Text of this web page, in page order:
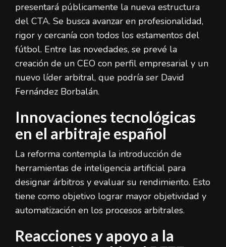
presentará públicamente la nueva estructura
del CTA. Se busca avanzar en profesionalidad,
rigor y cercanía con todos los estamentos del
fútbol. Entre las novedades, se prevé la
creación de un CEO con perfil empresarial y un
nuevo líder arbitral, que podría ser David
Fernández Borbalán.
Innovaciones tecnológicas
en el arbitraje español
La reforma contempla la introducción de
herramientas de inteligencia artificial para
designar árbitros y evaluar su rendimiento. Esto
tiene como objetivo lograr mayor objetividad y
automatización en los procesos arbitrales.
Reacciones y apoyo a la